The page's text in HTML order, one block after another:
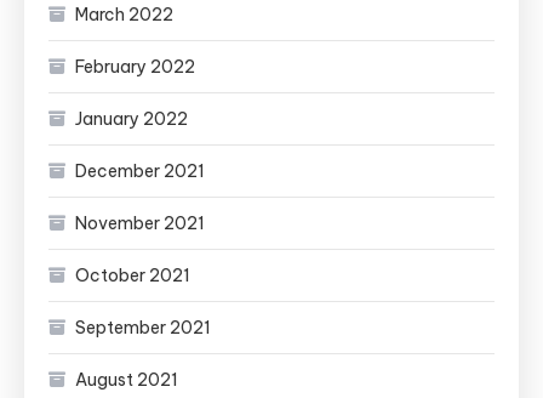
March 2022
February 2022
January 2022
December 2021
November 2021
October 2021
September 2021
August 2021